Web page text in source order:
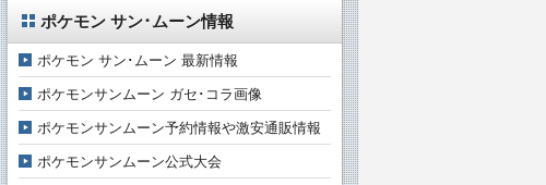
ポケモン サン･ムーン情報
ポケモン サン･ムーン 最新情報
ポケモンサンムーン ガセ･コラ画像
ポケモンサンムーン予約情報や激安通販情報
ポケモンサンムーン公式大会